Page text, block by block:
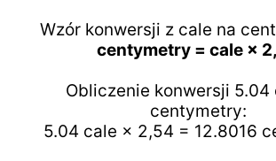
Wzór konwersji z cale na
centymetry = cale ×
Obliczenie konwersji 5.04
centymetry:
5.04 cale × 2,54 = 12.8016